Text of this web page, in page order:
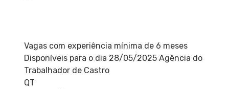
Vagas com experiência mínima de 6 meses
Disponíveis para o dia 28/05/2025 Agência do
Trabalhador de Castro
QT